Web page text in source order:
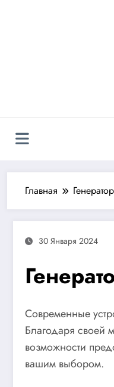
Главная
30 Января 2024
Современные
Благодаря своей
возможности
вашим выбором.